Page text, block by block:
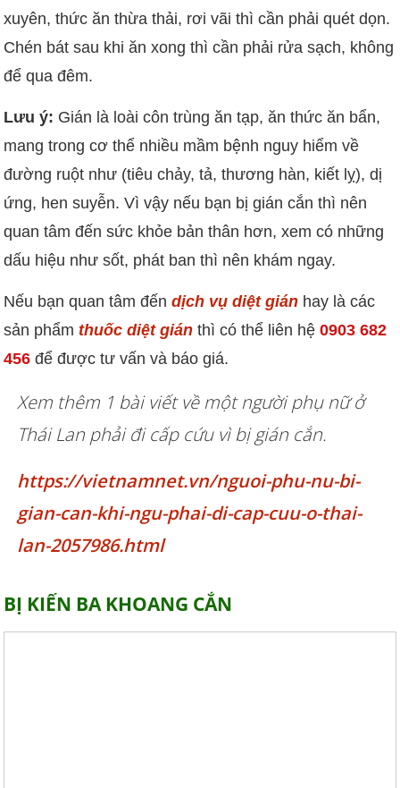
xuyên, thức ăn thừa thải, rơi vãi thì cần phải quét dọn.
Chén bát sau khi ăn xong thì cần phải rửa sạch, không
để qua đêm.
Lưu ý: Gián là loài côn trùng ăn tạp, ăn thức ăn bẩn,
mang trong cơ thể nhiều mầm bệnh nguy hiểm về
đường ruột như (tiêu chảy, tả, thương hàn, kiết lỵ), dị
ứng, hen suyễn. Vì vậy nếu bạn bị gián cắn thì nên
quan tâm đến sức khỏe bản thân hơn, xem có những
dấu hiệu như sốt, phát ban thì nên khám ngay.
Nếu bạn quan tâm đếndịch vụ diệt gián hay là các
sản phẩmthuốc diệt gián thì có thể liên hệ0903 682
456 để được tư vấn và báo giá.
Xem thêm 1 bài viết về một người phụ nữ ở
Thái Lan phải đi cấp cứu vì bị gián cắn.
https://vietnamnet.vn/nguoi-phu-nu-bi-
gian-can-khi-ngu-phai-di-cap-cuu-o-thai-
lan-2057986.html
BỊ KIẾN BA KHOANG CẮN